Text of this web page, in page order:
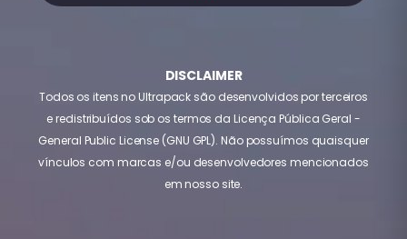
DISCLAIMER
Todos os itens no Ultrapack são desenvolvidos por terceiros
e redistribuídos sob os termos da Licença Pública Geral -
General Public License (GNU GPL). Não possuímos quaisquer
vínculos com marcas e/ou desenvolvedores mencionados
em nosso site.